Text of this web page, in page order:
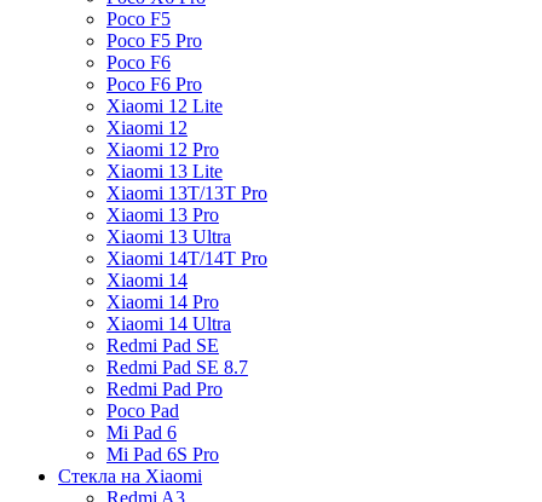
Poco F5
Poco F5 Pro
Poco F6
Poco F6 Pro
Xiaomi 12 Lite
Xiaomi 12
Xiaomi 12 Pro
Xiaomi 13 Lite
Xiaomi 13T/13T Pro
Xiaomi 13 Pro
Xiaomi 13 Ultra
Xiaomi 14T/14T Pro
Xiaomi 14
Xiaomi 14 Pro
Xiaomi 14 Ultra
Redmi Pad SE
Redmi Pad SE 8.7
Redmi Pad Pro
Poco Pad
Mi Pad 6
Mi Pad 6S Pro
Стекла на Xiaomi
Redmi A3